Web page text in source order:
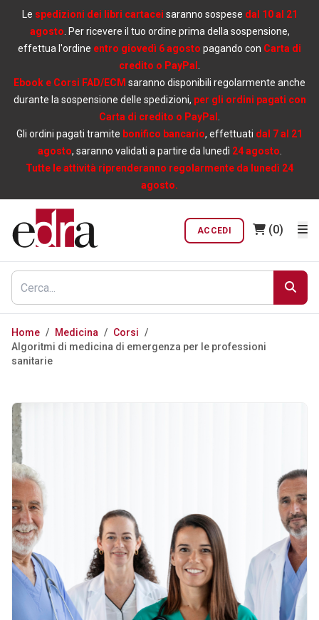
Le spedizioni dei libri cartacei saranno sospese dal 10 al 21
agosto . Per ricevere il tuo ordine prima della sospensione,
effettua l'ordine entro giovedì 6 agosto pagando con Carta di
credito o PayPal
Ebook e Corsi FAD/ECM saranno disponibili regolarmente anche
durante la sospensione delle spedizioni, per gli ordini pagati con
Carta di credito o PayPal
Gli ordini pagati tramite bonifico bancario, effettuati dal 7 al 21
agosto, saranno validati a partire da lunedì 24 agosto
Tutte le attività riprenderanno regolarmente da lunedì 24
agosto.
ACCEDI (0)
Home / Medicina / Corsi /
Algoritmi di medicina di emergenza per le professioni
sanitarie